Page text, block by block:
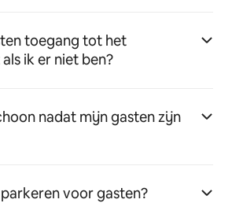
toegang tot het
ik er niet ben?
nadat mijn gasten zijn
voor gasten?